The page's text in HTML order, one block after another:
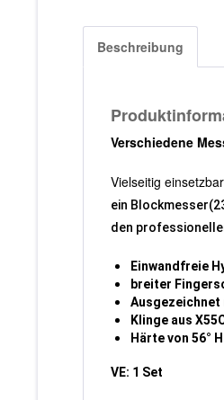
Beschreibung
Verschiedene
Vielseitig
ein
den
Einwandfreie
breiter
Ausgezeichnet
Klinge aus
Härte von 56°
VE: 1 Set